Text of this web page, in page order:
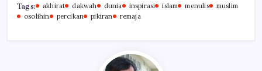
Tags: akhirat dakwah dunia inspirasi islam menulis
muslim
osolihin
percikan pikiran remaja